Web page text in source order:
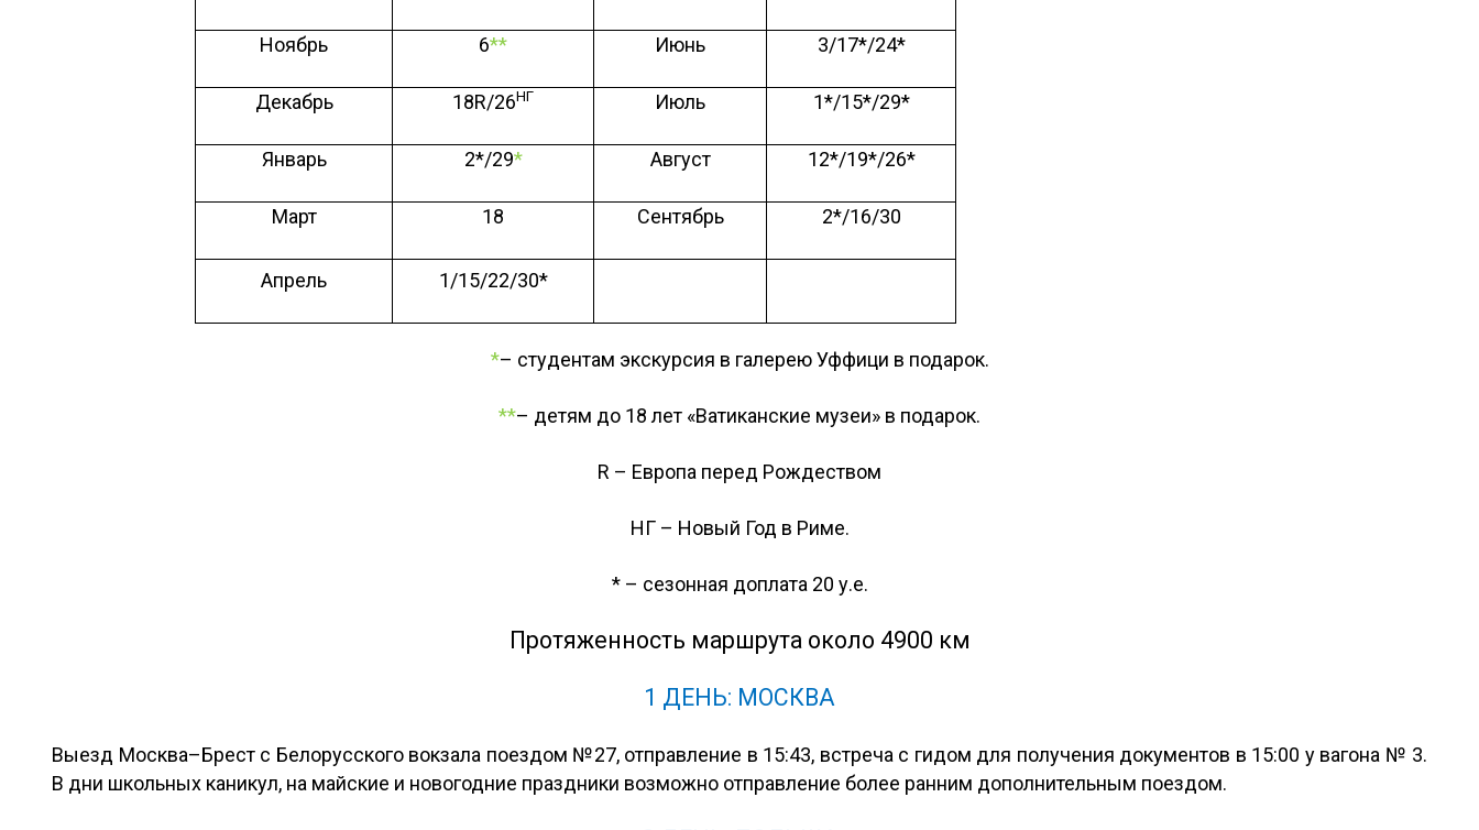
Ноябрь 6** Июнь 3/17*/24*
Декабрь 18R/26НГ Июль 1*/15*/29*
Январь 2*/29* Август 12*/19*/26*
Март 18 Сентябрь 2*/16/30
Апрель 1/15/22/30*
*– студентам экскурсия в галерею Уффици в подарок.
**– детям до 18 лет «Ватиканские музеи» в подарок.
R – Европа перед Рождеством
НГ– Новый Год в Риме.
* – сезонная доплата 20 у.е.
Протяженность маршрута около 4900 км
1 ДЕНЬ: МОСКВА
Выезд Москва–Брест с Белорусского вокзала поездом №27, отправление в 15:43, встреча с гидом для получения документов в 15:00 у вагона № 3.
В дни школьных каникул, на майские и новогодние праздники возможно отправление более ранним дополнительным поездом.